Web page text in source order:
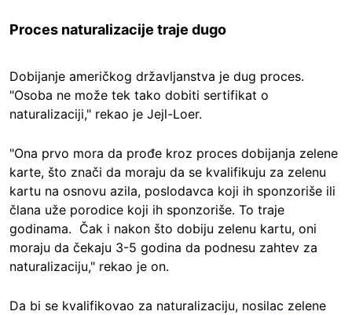
Proces naturalizacije traje dugo
Dobijanje američkog državljanstva je dug proces.
"Osoba ne može tek tako dobiti sertifikat o
naturalizaciji," rekao je Jejl-Loer.
"Ona prvo mora da prođe kroz proces dobijanja zelene
karte, što znači da moraju da se kvalifikuju za zelenu
kartu na osnovu azila, poslodavca koji ih sponzoriše ili
člana uže porodice koji ih sponzoriše. To traje
godinama. Čak i nakon što dobiju zelenu kartu, oni
moraju da čekaju 3-5 godina da podnesu zahtev za
naturalizaciju," rekao je on.
Da bi se kvalifikovao za naturalizaciju, nosilac zelene